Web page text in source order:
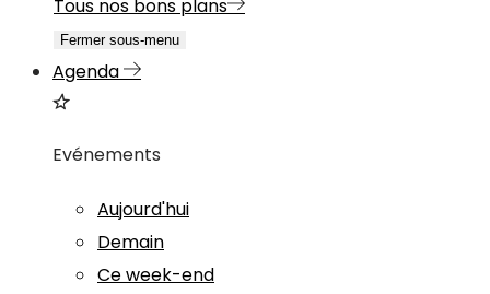
Tous nos bons plans
Fermer sous-menu
Agenda
Evénements
Aujourd'hui
Demain
Ce week-end